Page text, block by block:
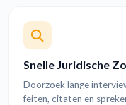
Snelle Juridische
Doorzoek lange
feiten, citaten en